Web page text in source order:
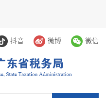
抖音 微博 微信